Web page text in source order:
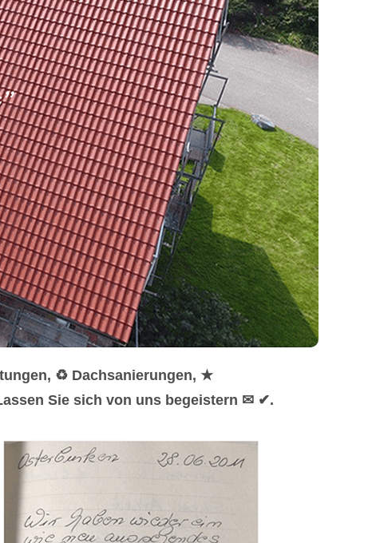
♻ Dachsanierungen, ★
Sie sich von uns begeistern ✉ ✔.